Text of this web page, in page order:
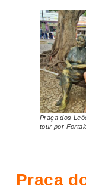
Praça dos
tour por
Praça